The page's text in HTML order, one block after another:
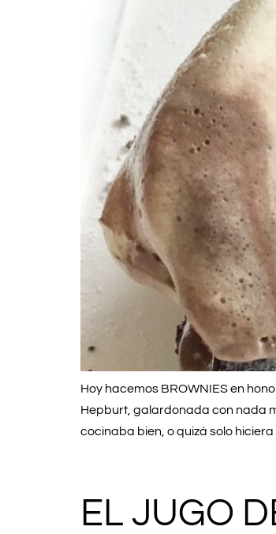
Hoy hacemos BROWNIES en
Hepburt, galardonada con nada
cocinaba bien, o quizá solo
EL JUGO